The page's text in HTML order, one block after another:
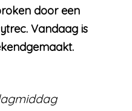
door een
Vandaag is